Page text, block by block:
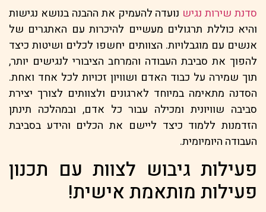
סדנת שירות נגישנועדה להעמיק את ההבנה בנושא נגישות
והיא כוללת תרגולים מעשיים להיכרות עם האתגרים של
אנשים עם מוגבלויות. הצוותים יחשפו לכלים ושיטות כיצד
להפוך את סביבת העבודה והמרחב הציבורי לנגישים יותר,
תוך שמירה על כבוד האדם ושוויון זכויות לכל אחד ואחת.
הסדנה מתאימה במיוחד לארגונים ולצוותים לצורך יצירת
סביבה שוויונית ומכילה עבור כל אדם, ובמהלכה תינתן
הזדמנות ללמוד כיצד ליישם את הכלים והידע בסביבת
העבודה היומיומית.
פעילות גיבוש לצוות עם תכנון
פעילות מותאמת אישית!